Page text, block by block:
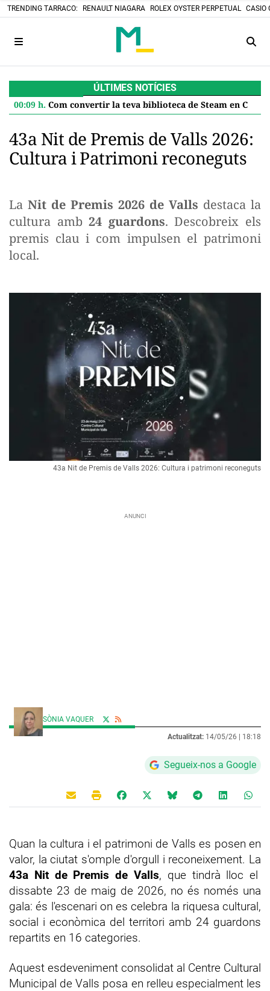
TRENDING TARRACO: RENAULT NIAGARA ROLEX OYSTER PERPETUAL CASIO
ÚLTIMES NOTÍCIES
00:09 h. Com convertir la teva biblioteca de Steam en Cartutxos retro: el projecte DIY que desafia el futur digital
43a Nit de Premis de Valls 2026:
Cultura i Patrimoni reconeguts
La Nit de Premis 2026 de Valls destaca la
cultura amb24 guardons. Descobreix els
premis clau i com impulsen el patrimoni
local.
43a Nit de Premis de Valls 2026: Cultura i patrimoni reconeguts
SÒNIA VAQUER
Actualitzat: 14/05/26 | 18:18
Segueix-nos a Google
Quan la cultura i el patrimoni de Valls es posen en
valor, la ciutat s'omple d'orgull i reconeixement. La
43a Nit de Premis de Valls, que tindrà lloc el
dissabte 23 de maig de 2026, no és només una
gala: és l'escenari on es celebra la riquesa cultural,
social i econòmica del territori amb 24 guardons
repartits en 16 categories.
Aquest esdeveniment consolidat al Centre Cultural
Municipal de Valls posa en relleu especialment les